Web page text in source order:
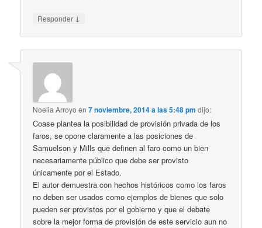
Responder ↓
Noelia Arroyo en7 noviembre, 2014 a las 5:48 pm dijo:
Coase plantea la posibilidad de provisión privada de los
faros, se opone claramente a las posiciones de
Samuelson y Mills que definen al faro como un bien
necesariamente público que debe ser provisto
únicamente por el Estado.
El autor demuestra con hechos históricos como los faros
no deben ser usados como ejemplos de bienes que solo
pueden ser provistos por el gobierno y que el debate
sobre la mejor forma de provisión de este servicio aun no